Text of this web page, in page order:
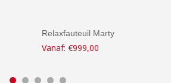
Relaxfauteuil Marty
Vanaf: €999,00